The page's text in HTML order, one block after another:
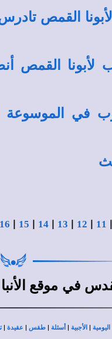
القمص
القمص
في الموسوعة
|
11
|
12
|
13
|
14
|
15
|
16
في موقع
| الأجبية | أسئلة |طقس | عقيدة |